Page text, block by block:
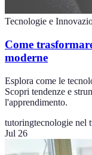
Tecnologie e
Come
moderne
Esplora come le
Scopri tendenze e
l'apprendimento.
tutoringtecnologie nel
Jul 26